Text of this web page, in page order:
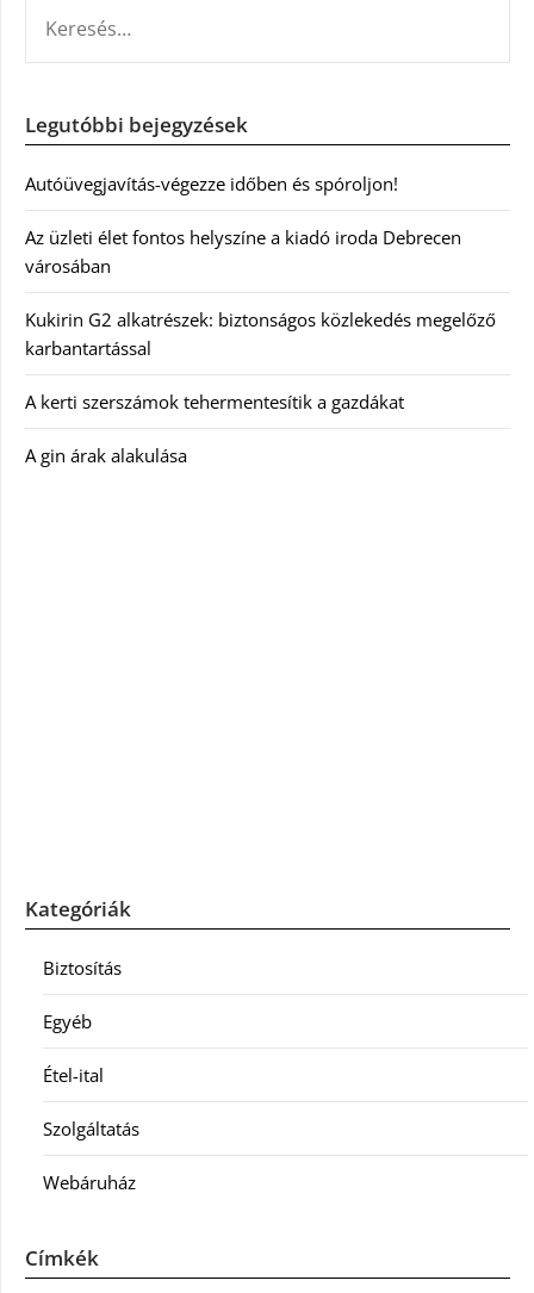
Legutóbbi bejegyzések
Autóüvegjavítás-végezze időben és spóroljon!
Az üzleti élet fontos helyszíne a kiadó iroda Debrecen
városában
Kukirin G2 alkatrészek: biztonságos közlekedés megelőző
karbantartással
A kerti szerszámok tehermentesítik a gazdákat
A gin árak alakulása
Kategóriák
Biztosítás
Egyéb
Étel-ital
Szolgáltatás
Webáruház
Címkék